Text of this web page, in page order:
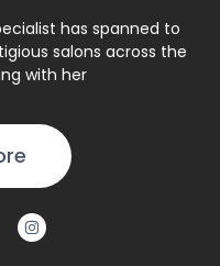
has spanned to
salons across the
with her